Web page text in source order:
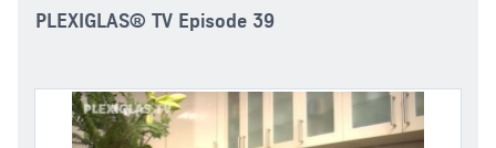
PLEXIGLAS® TV Episode 39